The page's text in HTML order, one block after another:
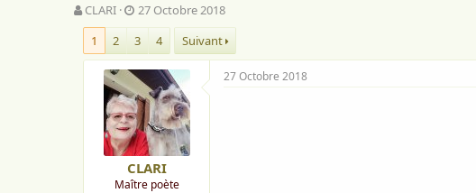
A
u
e
CLARI
D
t
e
d
e
d
é
b
u
t
27 Octobre 2018
1
2 3 4 Suivant
CLARI
Maître poète
27 Octobre 2018